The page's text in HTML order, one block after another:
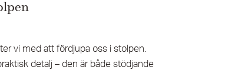
vi med att fördjupa oss i stolpen.
detalj – den är både stödjande